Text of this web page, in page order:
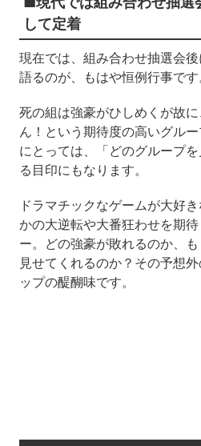
して定着
現在では、組み合わせ抽選会
語るのが、もはや恒例行事です
死の組は強豪がひしめくが故
ん！という期待度の高いグル
にとっては、「どのグループ
る目印にもなります。
ドラマチックなゲームが大好
かの大逆転や大番狂わせを期
ー。どの強豪が敗れるのか、
見せてくれるのか？その予想
ップの醍醐味です。